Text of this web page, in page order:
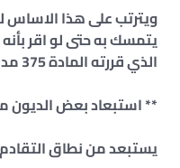
ويترتب على هذا الاساس
يتمسك به حتى لو اقر
الذي قررته المادة 375 مدني
** استبعاد بعض الديون
يستبعد من نطاق